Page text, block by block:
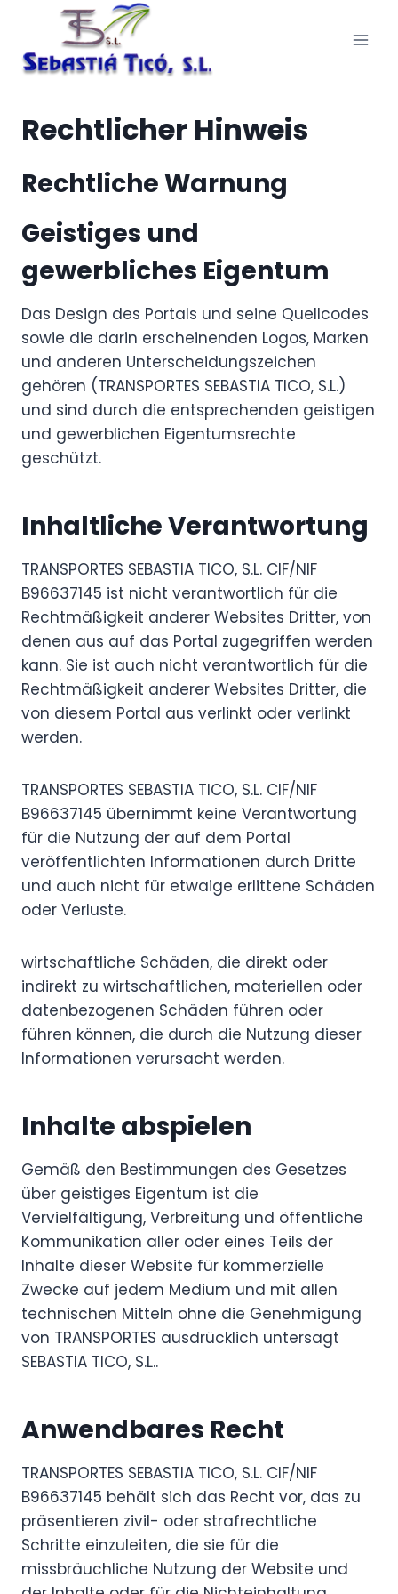
springen
Rechtlicher Hinweis
Rechtliche Warnung
Geistiges und
gewerbliches Eigentum
Das Design des Portals und seine Quellcodes
sowie die darin erscheinenden Logos, Marken
und anderen Unterscheidungszeichen
gehören (TRANSPORTES SEBASTIA TICO, S.L.)
und sind durch die entsprechenden geistigen
und gewerblichen Eigentumsrechte
geschützt.
Inhaltliche Verantwortung
TRANSPORTES SEBASTIA TICO, S.L. CIF/NIF
B96637145 ist nicht verantwortlich für die
Rechtmäßigkeit anderer Websites Dritter, von
denen aus auf das Portal zugegriffen werden
kann. Sie ist auch nicht verantwortlich für die
Rechtmäßigkeit anderer Websites Dritter, die
von diesem Portal aus verlinkt oder verlinkt
werden.
TRANSPORTES SEBASTIA TICO, S.L. CIF/NIF
B96637145 übernimmt keine Verantwortung
für die Nutzung der auf dem Portal
veröffentlichten Informationen durch Dritte
und auch nicht für etwaige erlittene Schäden
oder Verluste.
wirtschaftliche Schäden, die direkt oder
indirekt zu wirtschaftlichen, materiellen oder
datenbezogenen Schäden führen oder
führen können, die durch die Nutzung dieser
Informationen verursacht werden.
Inhalte abspielen
Gemäß den Bestimmungen des Gesetzes
über geistiges Eigentum ist die
Vervielfältigung, Verbreitung und öffentliche
Kommunikation aller oder eines Teils der
Inhalte dieser Website für kommerzielle
Zwecke auf jedem Medium und mit allen
technischen Mitteln ohne die Genehmigung
von TRANSPORTES ausdrücklich untersagt
SEBASTIA TICO, S.L..
Anwendbares Recht
TRANSPORTES SEBASTIA TICO, S.L. CIF/NIF
B96637145 behält sich das Recht vor, das zu
präsentieren zivil- oder strafrechtliche
Schritte einzuleiten, die sie für die
missbräuchliche Nutzung der Website und